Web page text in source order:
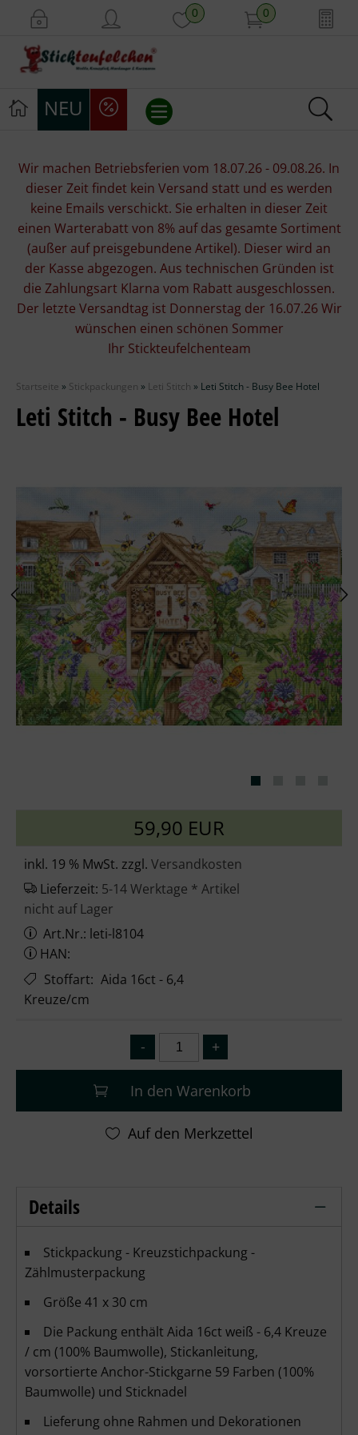
0 0
NEU
Stickpackungen
Stickgarne
Stoffe
Mill Hill Beads
Ausverkauf
Wir machen Betriebsferien vom 18.07.26 - 09.08.26. In
dieser Zeit findet kein Versand statt und es werden
keine Emails verschickt. Sie erhalten in dieser Zeit
einen Warterabatt von 8% auf das gesamte Sortiment
(außer auf preisgebundene Artikel). Dieser wird an
der Kasse abgezogen. Aus technischen Gründen ist
die Zahlungsart Klarna vom Rabatt ausgeschlossen.
Der letzte Versandtag ist Donnerstag der 16.07.26 Wir
wünschen einen schönen Sommer
Ihr Stickteufelchenteam
Startseite » Stickpackungen » Leti Stitch » Leti Stitch - Busy Bee Hotel
Leti Stitch - Busy Bee Hotel
59,90 EUR
inkl. 19 % MwSt. zzgl. Versandkosten
Lieferzeit: 5-14 Werktage * Artikel
nicht auf Lager
Art.Nr.: leti-l8104
HAN:
Stoffart: Aida 16ct - 6,4
Kreuze/cm
In den Warenkorb
Details
Leti Stitch - Busy Bee Hotel – Details
Stickpackung - Kreuzstichpackung -
Zählmusterpackung
Größe 41 x 30 cm
Die Packung enthält Aida 16ct weiß - 6,4 Kreuze
/ cm (100% Baumwolle), Stickanleitung,
vorsortierte Anchor-Stickgarne 59 Farben (100%
Baumwolle) und Sticknadel
Lieferung ohne Rahmen und Dekorationen